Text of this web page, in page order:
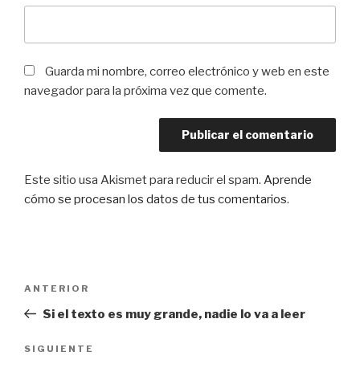
Guarda mi nombre, correo electrónico y web en este
navegador para la próxima vez que comente.
Este sitio usa Akismet para reducir el spam. Aprende
cómo se procesan los datos de tus comentarios.
entradas
Entrada
anterior:
ANTERIOR
Si el texto es muy grande, nadie lo va a leer
Siguiente
SIGUIENTE